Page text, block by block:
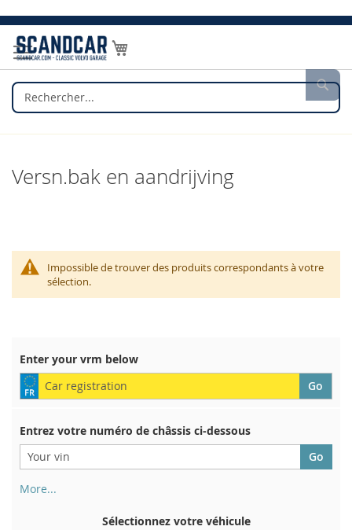
Allez
au
contenu
Mon panier
Versn.bak en aandrijving
Impossible de trouver des produits correspondants à votre
sélection.
Enter your vrm below
Entrez votre numéro de châssis ci-dessous
More...
d'immatriculation. Et aussi dans la voiture
Sélectionnez votre véhicule